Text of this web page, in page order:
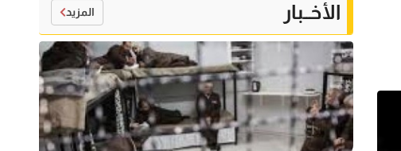
الأخــبار المزيد